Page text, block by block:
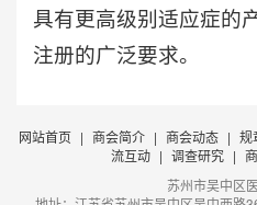
具有更高级别适应症的
注册的广泛要求。
网站首页 | 商会简介 | 商会动态 | 规
流互动 | 调查研究 |
苏州市吴中区